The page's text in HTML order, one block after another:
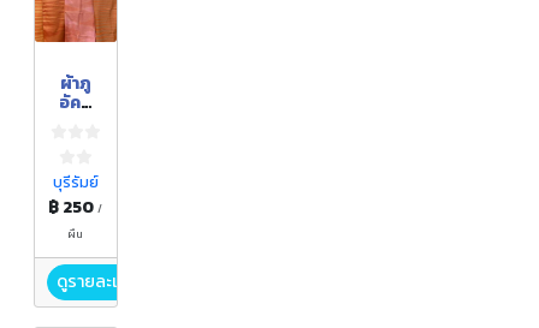
ผ้าภู
อัคนี
ไหล่)
บุรีรัมย์
฿ 250/
ผืน
ดูรายละเอียด